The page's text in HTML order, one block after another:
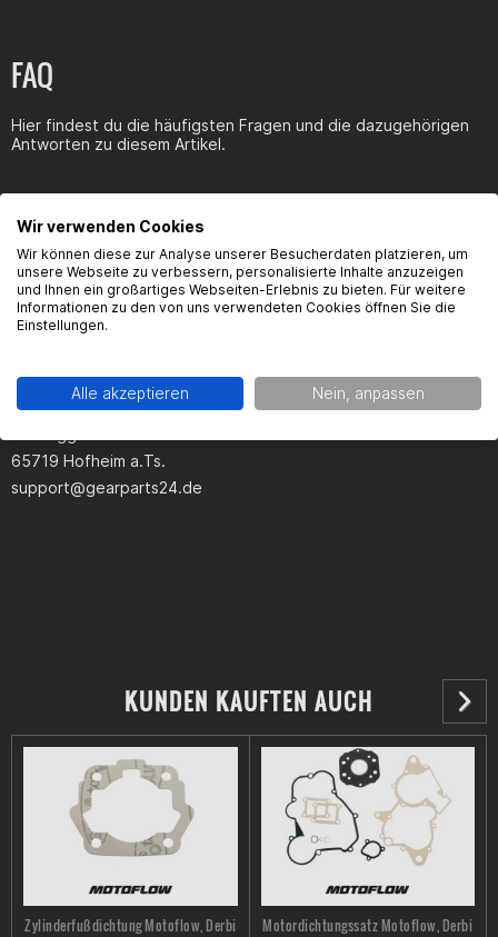
FAQ
Hier findest du die häufigsten Fragen und die dazugehörigen
Antworten zu diesem Artikel.
Produktsicherheit
Gearparts GmbH
65719 Hofheim a.Ts.
support@gearparts24.de
KUNDEN KAUFTEN AUCH
Zylinderfußdichtung Motoflow, Derbi
Motordichtungssatz Motoflow, Derbi
Wir verwenden Cookies
Wir können diese zur Analyse unserer Besucherdaten platzieren, um
unsere Webseite zu verbessern, personalisierte Inhalte anzuzeigen
und Ihnen ein großartiges Webseiten-Erlebnis zu bieten. Für weitere
Informationen zu den von uns verwendeten Cookies öffnen Sie die
Einstellungen.
Alle akzeptieren Nein, anpassen